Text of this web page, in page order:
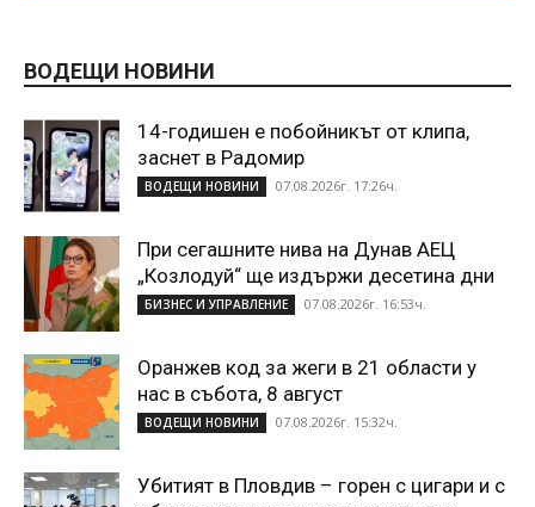
ВОДЕЩИ НОВИНИ
14-годишен е побойникът от клипа,
заснет в Радомир
ВОДЕЩИ НОВИНИ 07.08.2026г. 17:26ч.
При сегашните нива на Дунав АЕЦ
„Козлодуй“ ще издържи десетина дни
БИЗНЕС И УПРАВЛЕНИЕ 07.08.2026г. 16:53ч.
Оранжев код за жеги в 21 области у
нас в събота, 8 август
ВОДЕЩИ НОВИНИ 07.08.2026г. 15:32ч.
Убитият в Пловдив – горен с цигари и с